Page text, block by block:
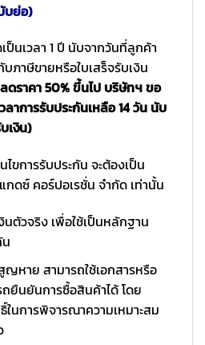
บย่อ)
ป็นเวลา 1 ปี นับจากวันที่ลูกค้า
ภาษีขายหรือใบเสร็จรับเงิน
ราคา 50% ขึ้นไป บริษัทฯ ขอ
าการรับประกันเหลือ 14 วัน นับ
เงิน)
ขการรับประกัน จะต้องเป็น
ดซ์ คอร์ปอเรชั่น จำกัด เท่านั้น
นตัวจริง เพื่อใช้เป็นหลักฐาน
หาย สามารถใช้เอกสารหรือ
ยืนยันการซื้อสินค้าได้ โดย
นการพิจารณาความเหมาะสม